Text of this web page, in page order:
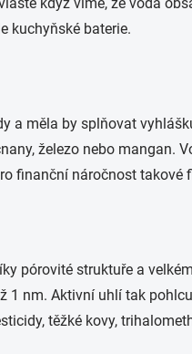
kuchyňské baterie.
a měla by splňovat
železo nebo
finanční náročnost
pórovité struktuře a
nm. Aktivní uhlí tak
těžké kovy,